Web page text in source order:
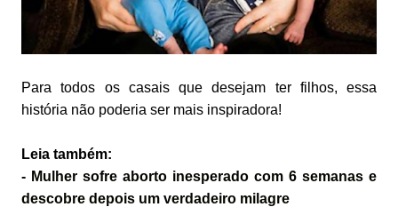
Para todos os casais que desejam ter filhos, essa
história não poderia ser mais inspiradora!
Leia também:
- Mulher sofre aborto inesperado com 6 semanas e
descobre depois um verdadeiro milagre